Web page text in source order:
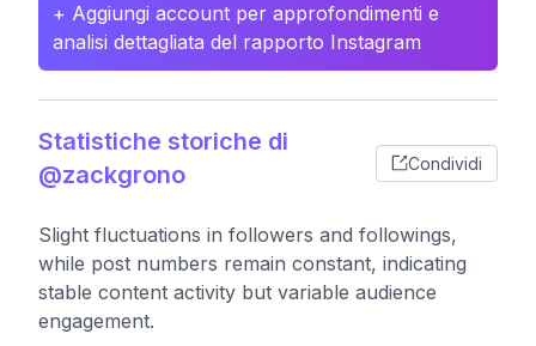
+ Aggiungi account per approfondimenti e
analisi dettagliata del rapporto Instagram
Statistiche storiche di
@zackgrono
Condividi
Slight fluctuations in followers and followings,
while post numbers remain constant, indicating
stable content activity but variable audience
engagement.